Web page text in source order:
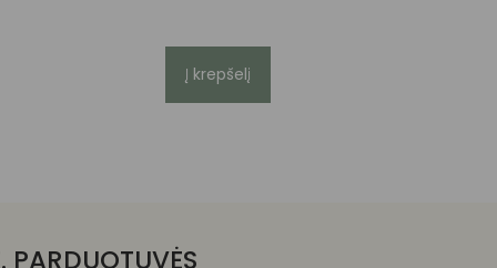
Į krepšelį
PARDUOTUVĖS